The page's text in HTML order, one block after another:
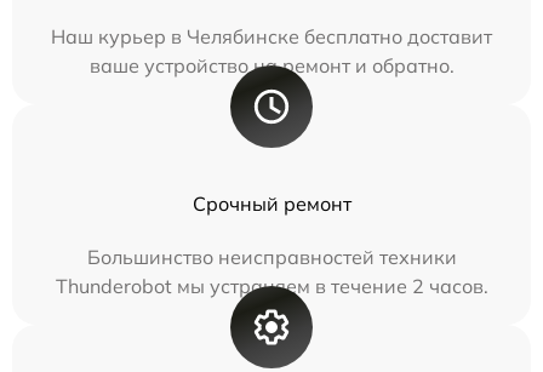
Наш курьер в Челябинске бесплатно доставит
ваше устройство на ремонт и обратно.
Срочный ремонт
Большинство неисправностей техники
Thunderobot мы устраняем в течение 2 часов.